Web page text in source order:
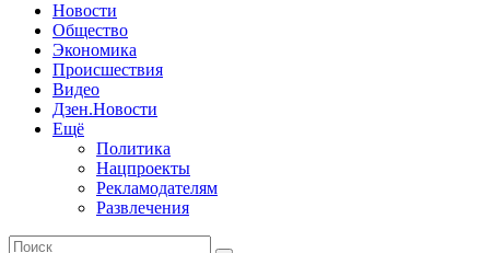
Новости
Общество
Экономика
Происшествия
Видео
Дзен.Новости
Ещё
Политика
Нацпроекты
Рекламодателям
Развлечения